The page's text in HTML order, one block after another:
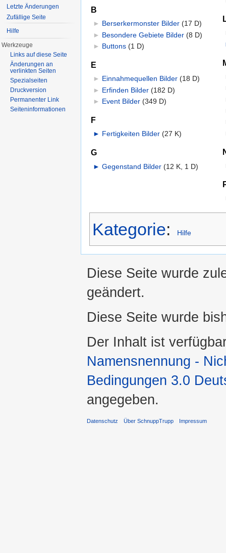
B
► Berserkermonster Bilder‎ (17 D)
► Besondere Gebiete Bilder‎ (8 D)
► Buttons‎ (1 D)
E
► Einnahmequellen Bilder‎ (18 D)
► Erfinden Bilder‎ (182 D)
► Event Bilder‎ (349 D)
F
► Fertigkeiten Bilder‎ (27 K)
G
► Gegenstand Bilder‎ (12 K, 1 D)
Kategorie: Hilfe
Letzte Änderungen
Zufällige Seite
Hilfe
Werkzeuge
Links auf diese Seite
Änderungen an
verlinkten Seiten
Spezialseiten
Druckversion
Permanenter Link
Seiteninformationen
Diese Seite wurde
geändert.
Diese Seite wurde
Der Inhalt ist
Namensnennung -
Bedingungen 3.0
angegeben.
Datenschutz Über SchnuppTrupp Impressum